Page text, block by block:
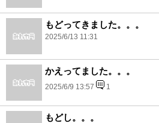
もどってきました。。。
2025/6/13 11:31
かえってました。。。
2025/6/9 13:57 1
もどし。。。